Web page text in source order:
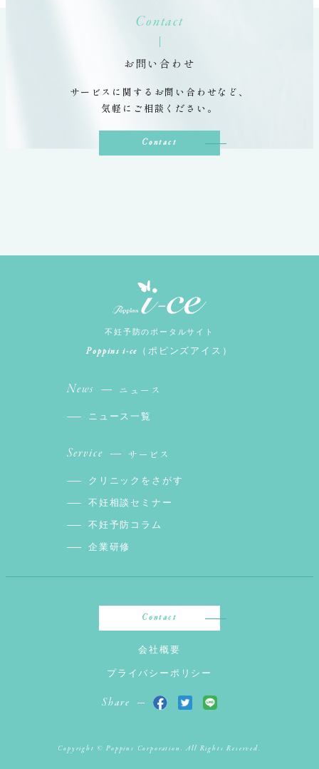
Contact
お問い合わせ
サービスに関するお問い合わせなど、
気軽にご相談ください。
Contact
不妊予防のポータルサイト
Poppins i-ce （ポピンズアイス）
News ニュース
ニュース一覧
Service サービス
クリニックをさがす
不妊相談セミナー
不妊予防コラム
企業研修
Contact
会社概要
プライバシーポリシー
Share
Copyright © Poppins Corporation. All Rights Reserved.